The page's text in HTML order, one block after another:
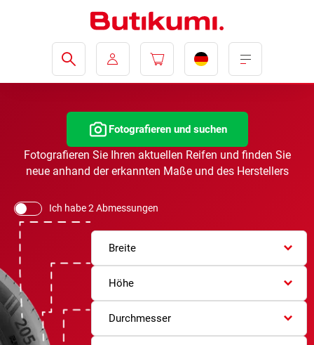
Fotografieren und suchen
Fotografieren Sie Ihren aktuellen Reifen und finden Sie
neue anhand der erkannten Maße und des Herstellers
Ich habe 2 Abmessungen
Breite
Höhe
Durchmesser